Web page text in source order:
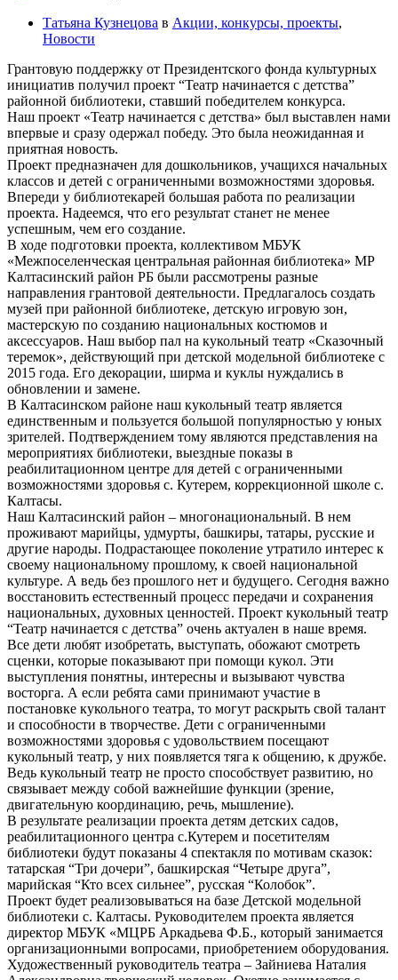
Татьяна Кузнецова в Акции, конкурсы, проекты,
Новости
Грантовую поддержку от Президентского фонда культурных
инициатив получил проект “Театр начинается с детства”
районной библиотеки, ставший победителем конкурса.
Наш проект «Театр начинается с детства» был выставлен нами
впервые и сразу одержал победу. Это была неожиданная и
приятная новость.
Проект предназначен для дошкольников, учащихся начальных
классов и детей с ограниченными возможностями здоровья.
Впереди у библиотекарей большая работа по реализации
проекта. Надеемся, что его результат станет не менее
успешным, чем его создание.
В ходе подготовки проекта, коллективом МБУК
«Межпоселенческая центральная районная библиотека» МР
Калтасинский район РБ были рассмотрены разные
направления грантовой деятельности. Предлагалось создать
музей при районной библиотеке, детскую игровую зон,
мастерскую по созданию национальных костюмов и
аксессуаров. Наш выбор пал на кукольный театр «Сказочный
теремок», действующий при детской модельной библиотеке с
2015 года. Его декорации, ширма и куклы нуждались в
обновлении и замене.
В Калтасинском районе наш кукольный театр является
единственным и пользуется большой популярностью у юных
зрителей. Подтверждением тому являются представления на
мероприятиях библиотеки, выездные показы в
реабилитационном центре для детей с ограниченными
возможностями здоровья с. Кутерем, коррекционной школе с.
Калтасы.
Наш Калтасинский район – многонациональный. В нем
проживают марийцы, удмурты, башкиры, татары, русские и
другие народы. Подрастающее поколение утратило интерес к
своему национальному прошлому, к своей национальной
культуре. А ведь без прошлого нет и будущего. Сегодня важно
восстановить естественный процесс передачи и сохранения
национальных, духовных ценностей. Проект кукольный театр
“Театр начинается с детства” очень актуален в наше время.
Все дети любят изобретать, выступать, обожают смотреть
сценки, которые показывают при помощи кукол. Эти
выступления понятны, интересны и вызывают чувства
восторга. А если ребята сами принимают участие в
постановке кукольного театра, то могут раскрыть свой талант
и способности в творчестве. Дети с ограниченными
возможностями здоровья с удовольствием посещают
кукольный театр, у них появляется тяга к общению, к дружбе.
Ведь кукольный театр не просто способствует развитию, но
связывает между собой важнейшие функции (зрение,
двигательную координацию, речь, мышление).
В результате реализации проекта детям детских садов,
реабилитационного центра с.Кутерем и посетителям
библиотеки будут показаны 4 спектакля по мотивам сказок:
татарская “Три дочери”, башкирская “Четыре друга”,
марийская “Кто всех сильнее”, русская “Колобок”.
Проект будет реализовываться на базе Детской модельной
библиотеки с. Калтасы. Руководителем проекта является
директор МБУК «МЦРБ Аркадьева Ф.Б., который занимается
организационными вопросами, приобретением оборудования.
Художественный руководитель театра – Зайниева Наталия